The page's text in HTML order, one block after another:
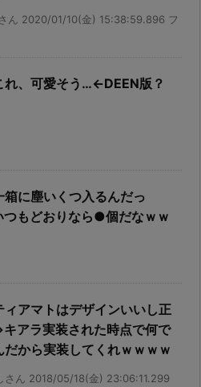
ん 2020/01/10(金) 15:38:59.896 フ
れ、可愛そう…←DEEN版？
箱に塵いくつ入るんだっ
もどおりなら●個だなｗｗ
ィアマトはデザインいいし正
アラ実装された時点で何で
だから実装してくれｗｗｗｗ
さん 2018/05/18(金) 23:06:11.299